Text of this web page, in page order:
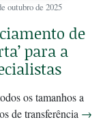
outubro de 2025
de
para a
os tamanhos a
de transferência →